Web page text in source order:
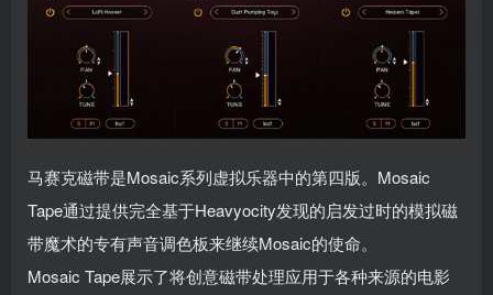
马赛克磁带是Mosaic系列虚拟乐器中的第四版。Mosaic
Tape通过提供完全基于Heavyocity发现的启发过时的模拟磁
带魔术的专有声音调色板来继续Mosaic的使命。
Mosaic Tape展示了将创意磁带处理应用于各种来源的电影